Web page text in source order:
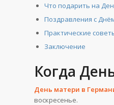
Что подарить на
Поздравления с
Практические
Заключение
Когда
День матери в
воскресенье.